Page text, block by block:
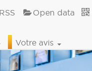
Open data
Votre avis